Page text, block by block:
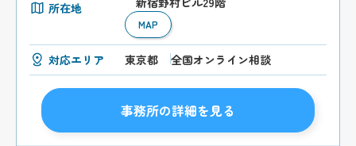
所在地
MAP
対応エリア 東京都 全国オンライン相談
事務所の詳細を見る